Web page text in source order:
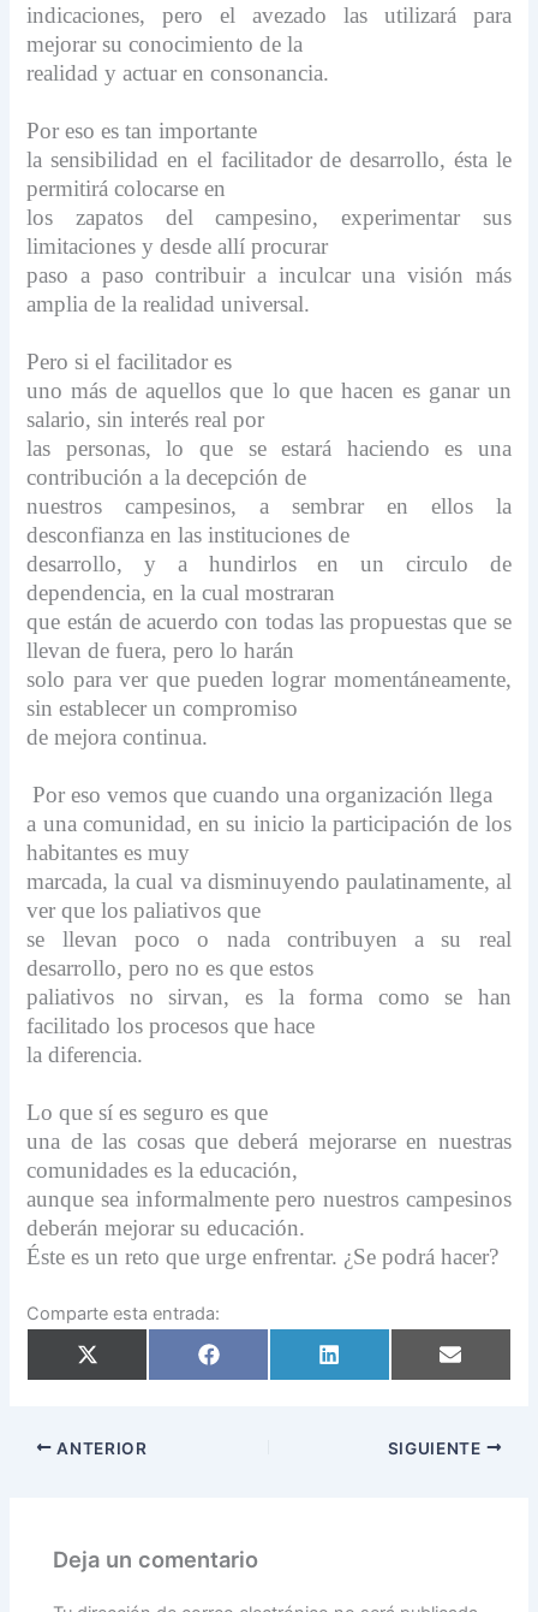
indicaciones, pero el avezado las utilizará para
mejorar su conocimiento de la
realidad y actuar en consonancia.
Por eso es tan importante
la sensibilidad en el facilitador de desarrollo, ésta le
permitirá colocarse en
los zapatos del campesino, experimentar sus
limitaciones y desde allí procurar
paso a paso contribuir a inculcar una visión más
amplia de la realidad universal.
Pero si el facilitador es
uno más de aquellos que lo que hacen es ganar un
salario, sin interés real por
las personas, lo que se estará haciendo es una
contribución a la decepción de
nuestros campesinos, a sembrar en ellos la
desconfianza en las instituciones de
desarrollo, y a hundirlos en un circulo de
dependencia, en la cual mostraran
que están de acuerdo con todas las propuestas que se
llevan de fuera, pero lo harán
solo para ver que pueden lograr momentáneamente,
sin establecer un compromiso
de mejora continua.
Por eso vemos que cuando una organización llega
a una comunidad, en su inicio la participación de los
habitantes es muy
marcada, la cual va disminuyendo paulatinamente, al
ver que los paliativos que
se llevan poco o nada contribuyen a su real
desarrollo, pero no es que estos
paliativos no sirvan, es la forma como se han
facilitado los procesos que hace
la diferencia.
Lo que sí es seguro es que
una de las cosas que deberá mejorarse en nuestras
comunidades es la educación,
aunque sea informalmente pero nuestros campesinos
deberán mejorar su educación.
Éste es un reto que urge enfrentar. ¿Se podrá hacer?
Comparte esta entrada:
Compartir
en
Compartir
en
Compartir
en
Compartir
en
ANTERIOR SIGUIENTE
Deja un comentario